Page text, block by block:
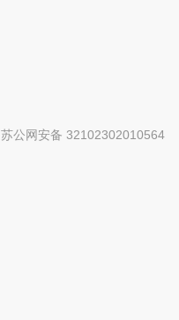
苏公网安备 32102302010564